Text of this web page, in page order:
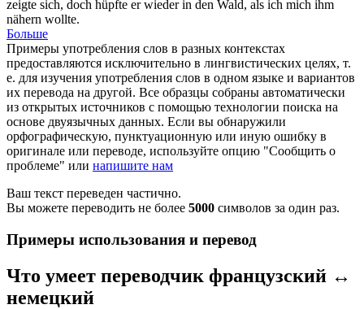
zeigte sich, doch hüpfte er wieder in den Wald, als ich mich ihm
nähern wollte.
Больше
Примеры употребления слов в разных контекстах
предоставляются исключительно в лингвистических целях, т.
е. для изучения употребления слов в одном языке и вариантов
их перевода на другой. Все образцы собраны автоматически
из открытых источников с помощью технологии поиска на
основе двуязычных данных. Если вы обнаружили
орфографическую, пунктуационную или иную ошибку в
оригинале или переводе, используйте опцию "Сообщить о
проблеме" или напишите нам
Ваш текст переведен частично.
Вы можете переводить не более 5000 символов за один раз.
Примеры использования и перевод
Что умеет переводчик французский ↔
немецкий